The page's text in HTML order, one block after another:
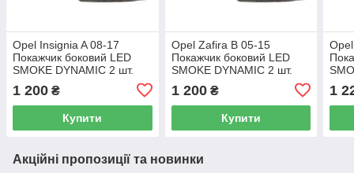
Opel Insignia A 08-17
Покажчик боковий LED
SMOKE DYNAMIC 2 шт.
1 200 ₴
Купити
Opel Zafira B 05-15
Покажчик боковий LED
SMOKE DYNAMIC 2 шт.
1 200₴
Купити
1
Акційні пропозиції та новинки